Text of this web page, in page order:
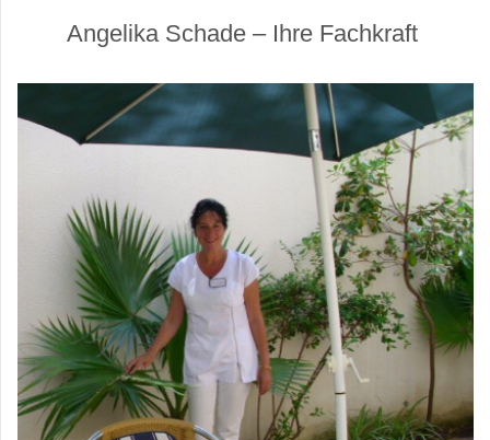
Angelika Schade – Ihre Fachkraft